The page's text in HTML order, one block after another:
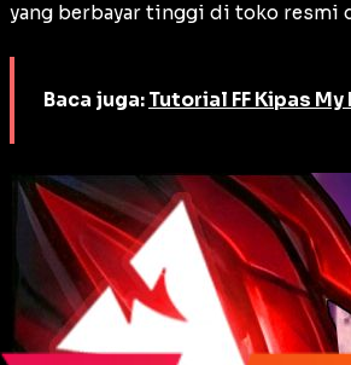
yang berbayar tinggi di toko resmi
Baca juga: Tutorial FF Kipas My